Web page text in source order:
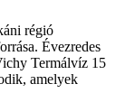
régió
Évezredes
Termálvíz 15
amelyek